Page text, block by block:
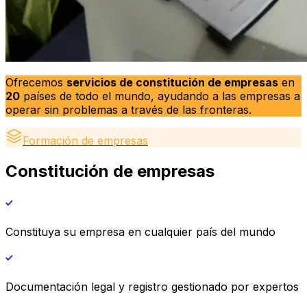
Ofrecemos servicios de constitución de empresas en
20 países de todo el mundo, ayudando a las empresas a
operar sin problemas a través de las fronteras.
Formación de empresas
Constitución de empresas
Constituya su empresa en cualquier país del mundo
Documentación legal y registro gestionado por expertos